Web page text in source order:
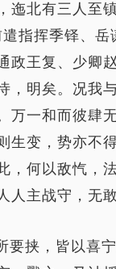
迤北有三人至
指挥季铎、岳
政王复、少卿
，明矣。况我
万一和而彼肆
生变，势亦不
，何以敌忾，
人主战守，无
要挟，皆以喜